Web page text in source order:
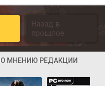
Назад в
прошлое
МНЕНИЮ РЕДАКЦИИ